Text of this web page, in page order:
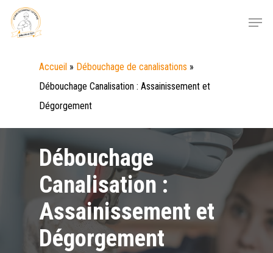
Skip
Menu
Accueil » Débouchage de canalisations »
Débouchage Canalisation : Assainissement et
Dégorgement
Débouchage
Canalisation :
Assainissement et
Dégorgement